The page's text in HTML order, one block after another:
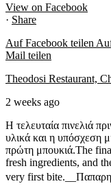
View on Facebook
· Share
Auf Facebook teilen
Mail teilen
Theodosi Restaurant,
2 weeks ago
Η τελευταία πινελιά
υλικά και η υπόσχεση
πρώτη μπουκιά.The
fresh ingredients, and
very first bite.